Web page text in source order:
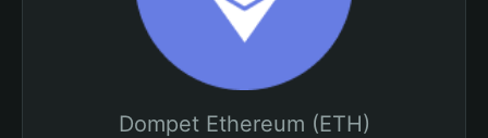
Dompet Ethereum (ETH)